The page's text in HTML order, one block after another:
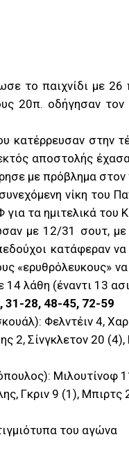
το παιχνίδι με
20π. οδήγησαν τον
κατέρρευσαν στην
αποστολής
με πρόβλημα
νίκη του
τα ημιτελικά του
με 12/31 σουτ, με
κατάφεραν
«ερυθρόλευκους»
λάθη (έναντι 13
31-28, 48-45, 72-59
Φελντέιν 4,
2, Σίνγκλετον 20
Μιλουτίνοφ
Γκριν 9 (1),
του αγώνα